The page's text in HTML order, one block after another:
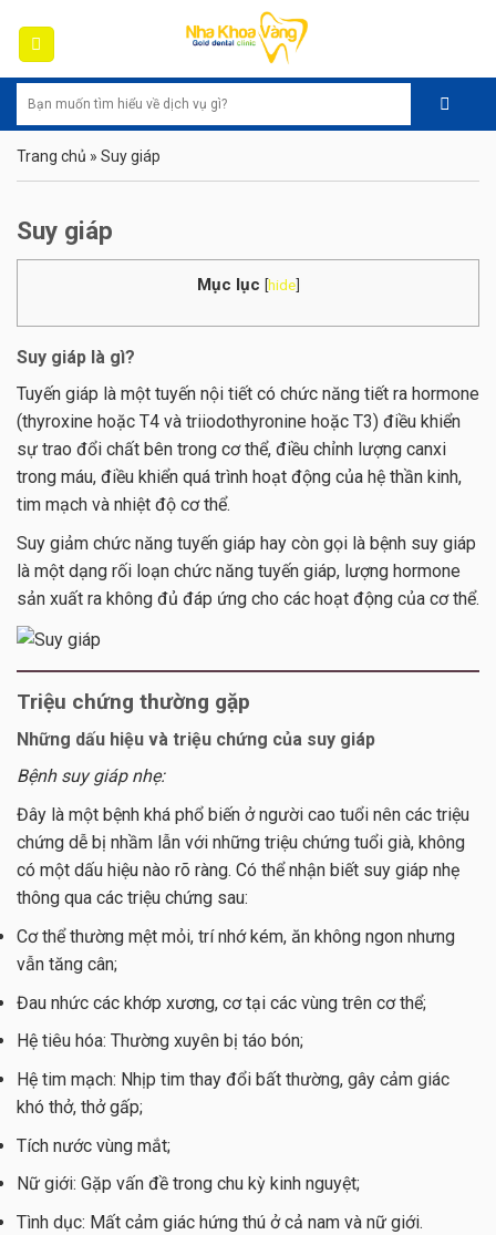
content
Trang chủ » Suy giáp
Suy giáp
Mục lục [hide]
Suy giáp là gì?
Tuyến giáp là một tuyến nội tiết có chức năng tiết ra hormone
(thyroxine hoặc T4 và triiodothyronine hoặc T3) điều khiển
sự trao đổi chất bên trong cơ thể, điều chỉnh lượng canxi
trong máu, điều khiển quá trình hoạt động của hệ thần kinh,
tim mạch và nhiệt độ cơ thể.
Suy giảm chức năng tuyến giáp hay còn gọi là bệnh suy giáp
là một dạng rối loạn chức năng tuyến giáp, lượng hormone
sản xuất ra không đủ đáp ứng cho các hoạt động của cơ thể.
Triệu chứng thường gặp
Những dấu hiệu và triệu chứng của suy giáp
Bệnh suy giáp nhẹ:
Đây là một bệnh khá phổ biến ở người cao tuổi nên các triệu
chứng dễ bị nhầm lẫn với những triệu chứng tuổi già, không
có một dấu hiệu nào rõ ràng. Có thể nhận biết suy giáp nhẹ
thông qua các triệu chứng sau:
Cơ thể thường mệt mỏi, trí nhớ kém, ăn không ngon nhưng
vẫn tăng cân;
Đau nhức các khớp xương, cơ tại các vùng trên cơ thể;
Hệ tiêu hóa: Thường xuyên bị táo bón;
Hệ tim mạch: Nhịp tim thay đổi bất thường, gây cảm giác
khó thở, thở gấp;
Tích nước vùng mắt;
Nữ giới: Gặp vấn đề trong chu kỳ kinh nguyệt;
Tình dục: Mất cảm giác hứng thú ở cả nam và nữ giới.